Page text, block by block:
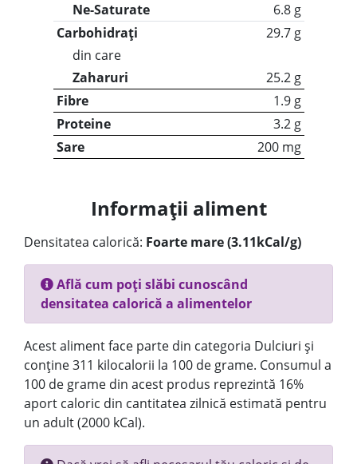
Ne-Saturate
6.8 g
Carbohidrați
29.7 g
din care
Zaharuri
25.2 g
Fibre
1.9 g
Proteine
3.2 g
Sare
200 mg
Informații aliment
Densitatea calorică: Foarte mare (3.11kCal/g)
Află cum poți slăbi cunoscând
densitatea calorică a alimentelor
Acest aliment face parte din categoria Dulciuri și
conține 311 kilocalorii la 100 de grame. Consumul a
100 de grame din acest produs reprezintă 16%
aport caloric din cantitatea zilnică estimată pentru
un adult (2000 kCal).